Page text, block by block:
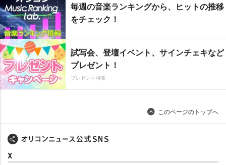
毎週の音楽ランキングから、ヒットの推移
をチェック！
試写会、登壇イベント、サインチェキなど
プレゼント！
プレゼント特集
このページのトップへ
X